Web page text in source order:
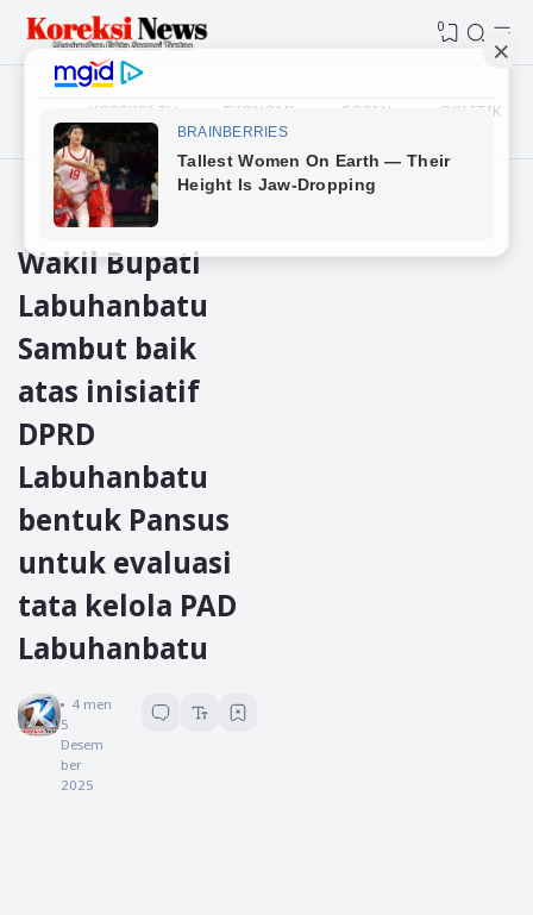
0
KOREKSI TV EKONOMI SOSIAL POLITIK
Beranda Labuhanbatu
Wakil Bupati
Labuhanbatu
Sambut baik
atas inisiatif
DPRD
Labuhanbatu
bentuk Pansus
untuk evaluasi
tata kelola PAD
Labuhanbatu
Koreksi News
4menit baca
5
Desem
ber
2025